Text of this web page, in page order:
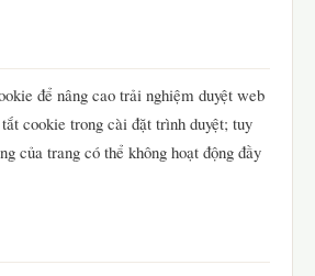
để nâng cao trải nghiệm duyệt web
cookie trong cài đặt trình duyệt; tuy
của trang có thể không hoạt động đầy